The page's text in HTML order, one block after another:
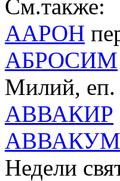
См.также:
ААРОН
АБРОСИМ
Милий, еп.
АВВАКИР
АВВАКУМ
Недели